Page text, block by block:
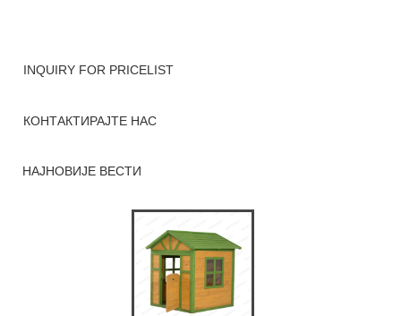
INQUIRY FOR PRICELIST
КОНТАКТИРАЈТЕ НАС
НАЈНОВИЈЕ ВЕСТИ